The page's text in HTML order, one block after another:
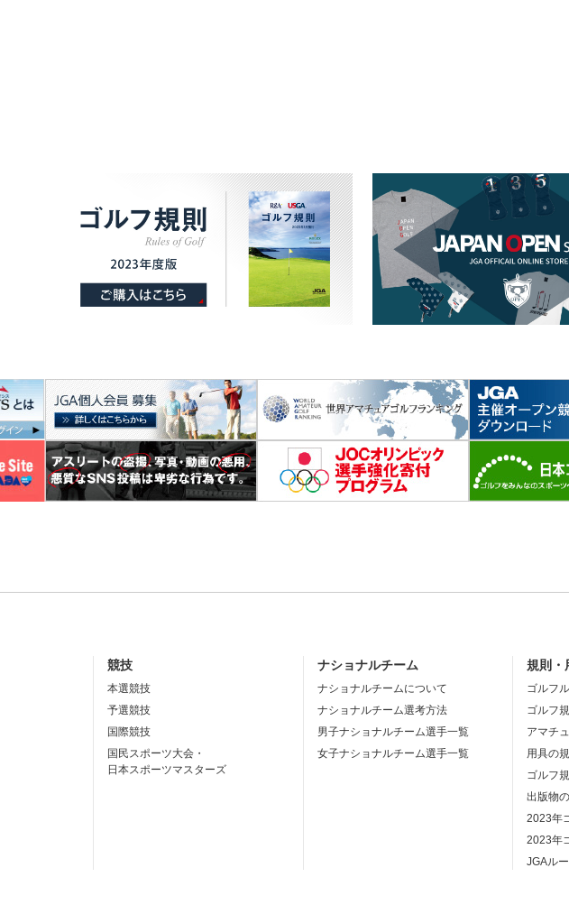
競技
本選競技
予選競技
国際競技
国民スポーツ大会・
日本スポーツマスターズ
ナショナルチーム
ナショナルチームについて
ナショナルチーム選考方法
男子ナショナルチーム選手一覧
女子ナショナルチーム選手一覧
規則・
ゴルフ
ゴルフ
アマチ
用具の
ゴルフ
出版物
2023年
2023年
JGAル